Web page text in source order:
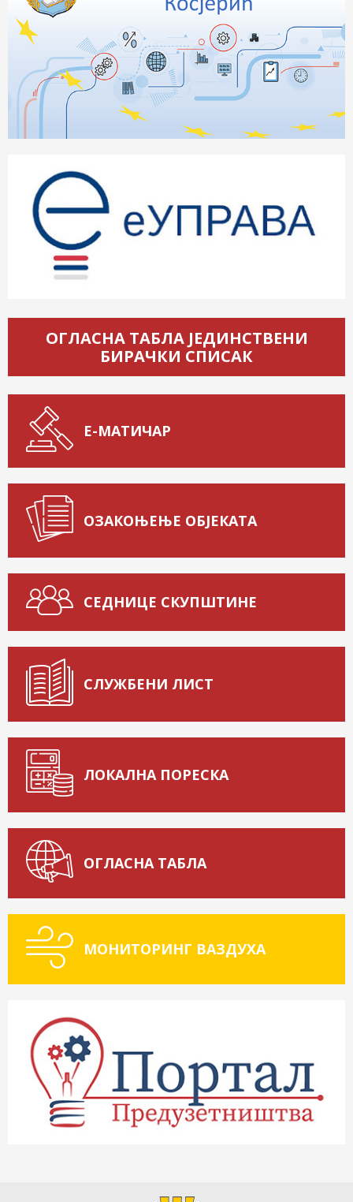
ОГЛАСНА ТАБЛА ЈЕДИНСТВЕНИ
БИРАЧКИ СПИСАК
Е-МАТИЧАР
ОЗАКОЊЕЊЕ ОБЈЕКАТА
СЕДНИЦЕ СКУПШТИНЕ
СЛУЖБЕНИ ЛИСТ
ЛОКАЛНА ПОРЕСКА
ОГЛАСНА ТАБЛА
МОНИТОРИНГ ВАЗДУХА